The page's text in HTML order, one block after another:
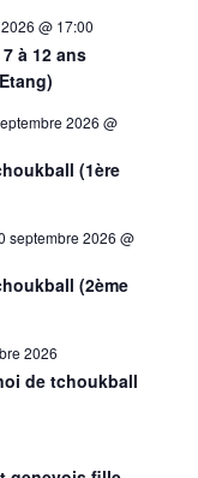
@ 17:00
à 12 ans
2026 @
(1ère
septembre 2026 @
(2ème
2026
de tchoukball